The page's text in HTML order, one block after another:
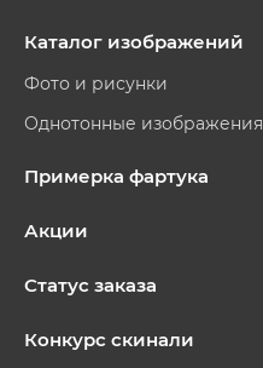
Каталог изображений
Фото и рисунки
Однотонные изображения
Примерка фартука
Акции
Статус заказа
Конкурс скинали